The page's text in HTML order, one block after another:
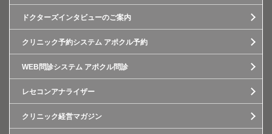
ドクターズインタビューのご案内
クリニック予約システム アポクル予約
WEB問診システム アポクル問診
レセコンアナライザー
クリニック経営マガジン